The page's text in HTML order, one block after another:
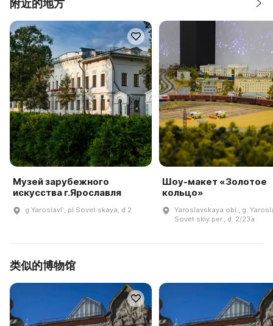
附近的地方
Музей зарубежного
искусства г.Ярославля
g Yaroslavlʹ, pl Sovet·skaya, d 2
Шоу-макет «Золотое
кольцо»
Yaroslavskaya obl., g.
Sovet·skiy per., d. 2/23a
类似的博物馆